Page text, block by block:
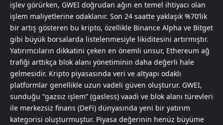
işlev görürken, GWEI doğrudan ağın en temel ihtiyacı olan
işlem maliyetlerine odaklanır. Son 24 saatte yaklaşık %70’lik
bir artış gösteren bu kripto, özellikle Binance Alpha ve Bitget
gibi büyük borsalarda listelenmesiyle likiditesini artırmıştır.
Yatırımcıların dikkatini çeken en önemli unsur, Ethereum ağ
trafiği arttıkça blok alanı yönetiminin daha değerli hale
gelmesidir. Kripto piyasasında veri ve altyapı odaklı
platformlar genellikle uzun vadeli güven oluşturur. GWEI,
sunduğu “gazsız işlem” (gasless) vaadi ve blok alanı türevleri
ile merkezsiz finans (DeFi) dünyasında yeni bir yatırım
kategorisi oluşturmuştur. Piyasa değerinin henüz büyüme